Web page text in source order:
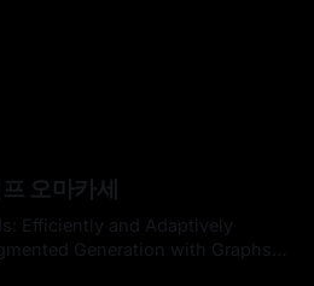
오마카세
Efficiently and Adaptively
Generation with Graphs